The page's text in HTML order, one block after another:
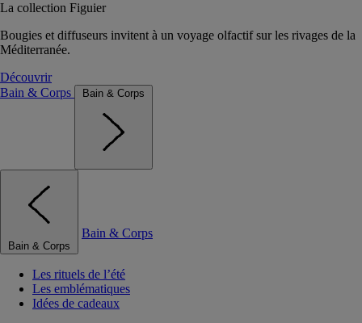
La collection Figuier
Bougies et diffuseurs invitent à un voyage olfactif sur les rivages de la
Méditerranée.
Découvrir
Bain & Corps
Bain & Corps
Bain & Corps
Bain & Corps
Les rituels de l’été
Les emblématiques
Idées de cadeaux